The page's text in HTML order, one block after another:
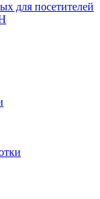
для посетителей